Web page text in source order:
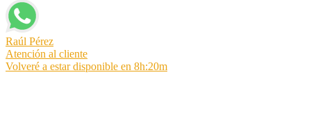
Raúl Pérez
Atención al cliente
Volveré a estar disponible en 8h:20m